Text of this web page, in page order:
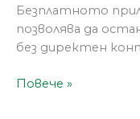
Безплатното
позволява да
без директен
Повече »